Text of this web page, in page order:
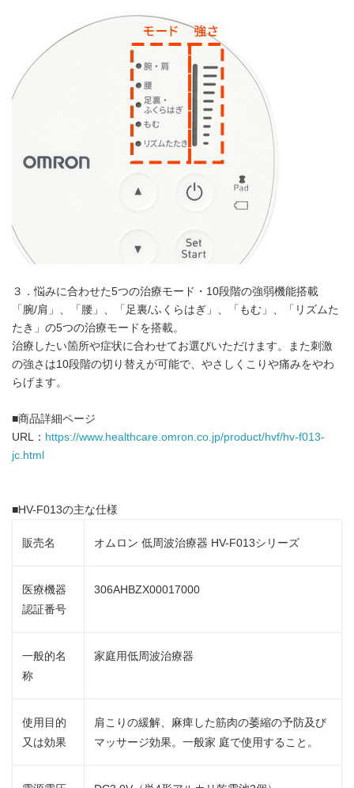
３．悩みに合わせた5つの治療モード・10段階の強弱機能搭載
「腕/肩」、「腰」、「足裏/ふくらはぎ」、「もむ」、「リズムた
たき」の5つの治療モードを搭載。
治療したい箇所や症状に合わせてお選びいただけます。また刺激
の強さは10段階の切り替えが可能で、やさしくこりや痛みをやわ
らげます。
■商品詳細ページ
URL： https://www.healthcare.omron.co.jp/product/hvf/hv-f013-
jc.html
■HV-F013の主な仕様
販売名 オムロン 低周波治療器 HV-F013シリーズ
医療機器
認証番号
306AHBZX00017000
一般的名
称
家庭用低周波治療器
使用目的
又は効果
肩こりの緩解、麻痺した筋肉の萎縮の予防及び
マッサージ効果。一般家 庭で使用すること。